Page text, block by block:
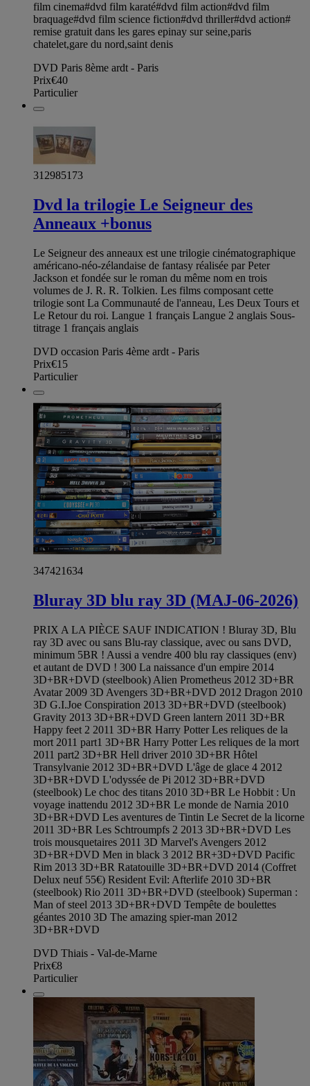
film cinema#dvd film karaté#dvd film action#dvd film
braquage#dvd film science fiction#dvd thriller#dvd action#
remise gratuit dans les gares epinay sur seine,paris
chatelet,gare du nord,saint denis
DVD Paris 8ème ardt - Paris
Prix€40
Particulier
312985173
Dvd la trilogie Le Seigneur des
Anneaux +bonus
Le Seigneur des anneaux est une trilogie cinématographique
américano-néo-zélandaise de fantasy réalisée par Peter
Jackson et fondée sur le roman du même nom en trois
volumes de J. R. R. Tolkien. Les films composant cette
trilogie sont La Communauté de l'anneau, Les Deux Tours et
Le Retour du roi. Langue 1 français Langue 2 anglais Sous-
titrage 1 français anglais
DVD occasion Paris 4ème ardt - Paris
Prix€15
Particulier
347421634
Bluray 3D blu ray 3D (MAJ-06-2026)
PRIX A LA PIÈCE SAUF INDICATION ! Bluray 3D, Blu
ray 3D avec ou sans Blu-ray classique, avec ou sans DVD,
minimum 5BR ! Aussi a vendre 400 blu ray classiques (env)
et autant de DVD ! 300 La naissance d'un empire 2014
3D+BR+DVD (steelbook) Alien Prometheus 2012 3D+BR
Avatar 2009 3D Avengers 3D+BR+DVD 2012 Dragon 2010
3D G.I.Joe Conspiration 2013 3D+BR+DVD (steelbook)
Gravity 2013 3D+BR+DVD Green lantern 2011 3D+BR
Happy feet 2 2011 3D+BR Harry Potter Les reliques de la
mort 2011 part1 3D+BR Harry Potter Les reliques de la mort
2011 part2 3D+BR Hell driver 2010 3D+BR Hôtel
Transylvanie 2012 3D+BR+DVD L'âge de glace 4 2012
3D+BR+DVD L'odyssée de Pi 2012 3D+BR+DVD
(steelbook) Le choc des titans 2010 3D+BR Le Hobbit : Un
voyage inattendu 2012 3D+BR Le monde de Narnia 2010
3D+BR+DVD Les aventures de Tintin Le Secret de la licorne
2011 3D+BR Les Schtroumpfs 2 2013 3D+BR+DVD Les
trois mousquetaires 2011 3D Marvel's Avengers 2012
3D+BR+DVD Men in black 3 2012 BR+3D+DVD Pacific
Rim 2013 3D+BR Ratatouille 3D+BR+DVD 2014 (Coffret
Delux neuf 55€) Resident Evil: Afterlife 2010 3D+BR
(steelbook) Rio 2011 3D+BR+DVD (steelbook) Superman :
Man of steel 2013 3D+BR+DVD Tempête de boulettes
géantes 2010 3D The amazing spier-man 2012
3D+BR+DVD
DVD Thiais - Val-de-Marne
Prix€8
Particulier